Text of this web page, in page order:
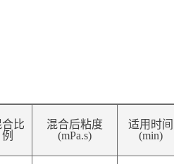
合比
例
混合后粘度
(mPa.s)
适用时间
(min)